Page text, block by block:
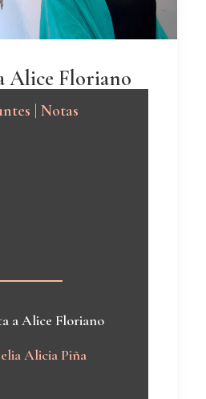
Alice Floriano
| Notas
a Alice Floriano
Alicia Piña